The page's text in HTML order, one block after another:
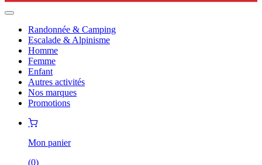
Randonnée & Camping
Escalade & Alpinisme
Homme
Femme
Enfant
Autres activités
Nos marques
Promotions
Mon panier
(0)